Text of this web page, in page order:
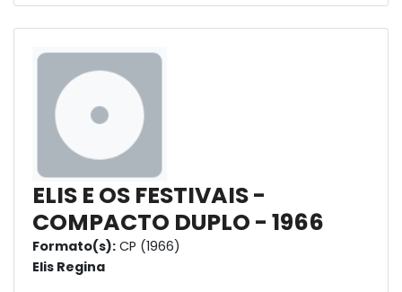
ELIS E OS FESTIVAIS -
COMPACTO DUPLO - 1966
Formato(s): CP (1966)
Elis Regina